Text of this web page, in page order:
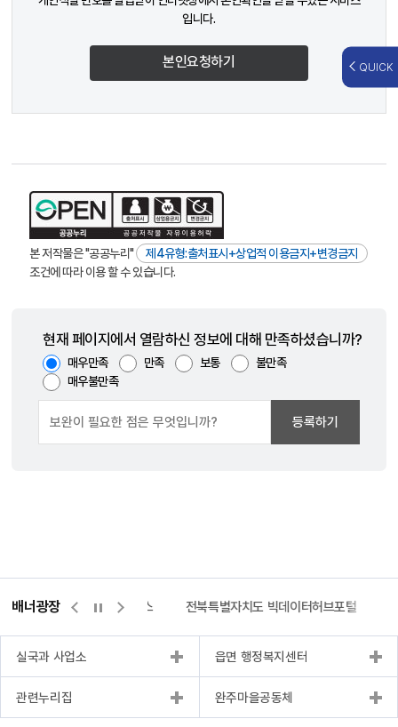
입니다.
본인요청하기
본 저작물은 "공공누리"
제4유형:출처표시+상업적 이용금지+변경금지
조건에 따라 이용 할 수 있습니다.
현재 페이지에서 열람하신 정보에 대해 만족하셨습니까?
매우만족 만족 보통
불만족
매우불만족
등록하기
QUICK
배너광장
량바로처리센터 위택스 전북특별자치도 빅데이터허브포털
실국과 사업소 읍면 행정복지센터
관련누리집 완주마을공동체